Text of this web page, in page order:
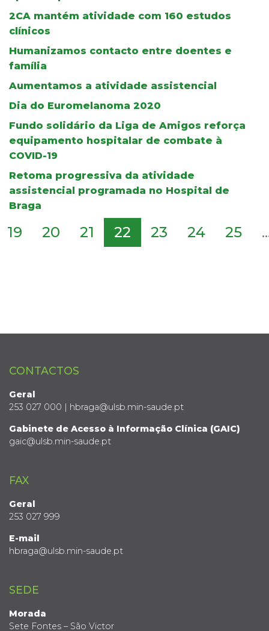
2CA mantém atividade com 160 estudos
clínicos
Humanizamos contacto entre doentes e
família
Aumentamos a atividade assistencial
Dia do Euromelanoma 2020
Fundo solidário da Liga de Amigos reforça
equipamento hospitalar de combate à
COVID-19
Retoma progressiva da atividade
assistencial programada no Hospital de
Braga
19 20 21 22 23 24 25
CONTACTOS
Geral
253 027 000 | hbraga@ulsb.min-saude.pt
Gabinete de Acesso à Informação Clínica (GAIC)
gaic@ulsb.min-saude.pt
FAX
Geral
253 027 999
E-mail
hbraga@ulsb.min-saude.pt
SEDE
Morada
Sete Fontes – São Victor